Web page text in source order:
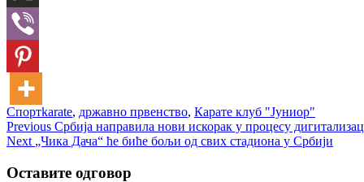
Спортkarate, државно првенство, Карате клуб "Јуниор"
Кретање
чланка
Previous Previous
post:
Србија направила нови искорак у процесу
Next
Next
„Чика Дача“ ће биће бољи од свих стадиона у Србији
Оставите одговор